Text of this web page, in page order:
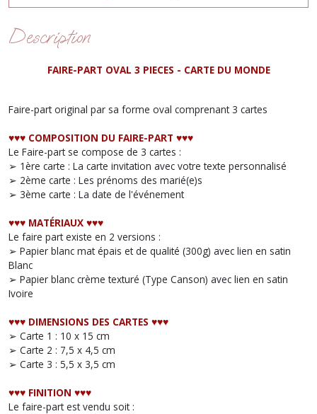
Description
FAIRE-PART OVAL 3 PIECES - CARTE DU MONDE
Faire-part original par sa forme oval comprenant 3 cartes
♥︎♥︎♥︎ COMPOSITION DU FAIRE-PART ♥︎♥︎♥︎
Le Faire-part se compose de 3 cartes :
➢ 1ère carte : La carte invitation avec votre texte personnalisé
➢ 2ème carte : Les prénoms des marié(e)s
➢ 3ème carte : La date de l'événement
♥︎♥︎♥︎ MATÉRIAUX ♥︎♥︎♥︎
Le faire part existe en 2 versions :
➢ Papier blanc mat épais et de qualité (300g) avec lien en satin
Blanc
➢ Papier blanc crème texturé (Type Canson) avec lien en satin
Ivoire
♥︎♥︎♥︎ DIMENSIONS DES CARTES ♥︎♥︎♥︎
➢ Carte 1 : 10 x 15 cm
➢ Carte 2 : 7,5 x 4,5 cm
➢ Carte 3 : 5,5 x 3,5 cm
♥︎♥︎♥︎ FINITION ♥︎♥︎♥︎
Le faire-part est vendu soit :